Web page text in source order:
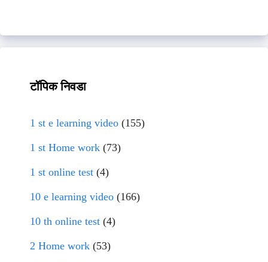
टॉपिक निवडा
1 st e learning video (155)
1 st Home work (73)
1 st online test (4)
10 e learning video (166)
10 th online test (4)
2 Home work (53)